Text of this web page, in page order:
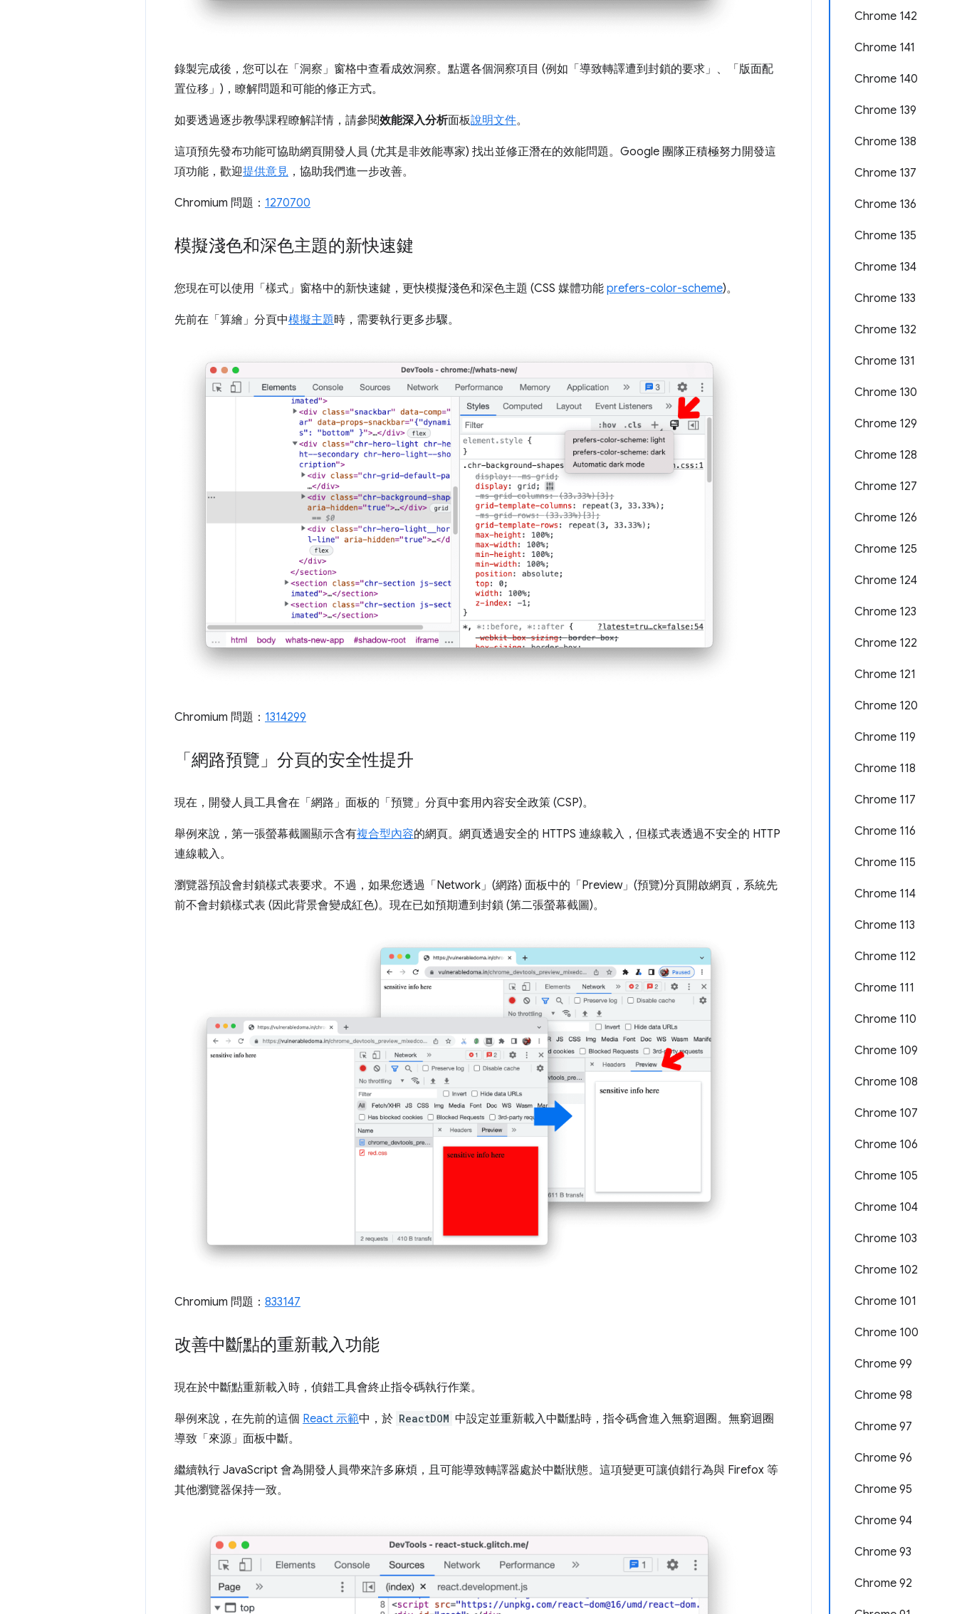
Chrome 142
Chrome 141
Chrome 140
Chrome 139
Chrome 138
Chrome 137
Chrome 136
Chrome 135
Chrome 134
Chrome 133
Chrome 132
Chrome 131
Chrome 130
Chrome 129
Chrome 128
Chrome 127
Chrome 126
Chrome 125
Chrome 124
Chrome 123
Chrome 122
Chrome 121
Chrome 120
Chrome 119
Chrome 118
Chrome 117
Chrome 116
Chrome 115
Chrome 114
Chrome 113
Chrome 112
Chrome 111
Chrome 110
Chrome 109
Chrome 108
Chrome 107
Chrome 106
Chrome 105
Chrome 104
Chrome 103
Chrome 102
Chrome 101
Chrome 100
Chrome 99
Chrome 98
Chrome 97
Chrome 96
Chrome 95
Chrome 94
Chrome 93
Chrome 92
錄製完成後，您可以在「洞察」 窗格中查看成效洞察。點選各個洞察項目 (例如「導致轉譯遭到封鎖的要求」、「版面配
置位移」)，瞭解問題和可能的修正方式。
如要透過逐步教學課程瞭解詳情，請參閱效能深入分析面板說明文件。
這項預先發布功能可協助網頁開發人員 (尤其是非效能專家) 找出並修正潛在的效能問題。Google 團隊正積極努力開發這
項功能，歡迎提供意見 ，協助我們進一步改善。
Chromium 問題： 1270700
模擬淺色和深色主題的新快速鍵
您現在可以使用「樣式」 窗格中的新快速鍵，更快模擬淺色和深色主題 (CSS 媒體功能 prefers-color-scheme)。
先前在「算繪」 分頁中模擬主題時，需要執行更多步驟。
Chromium 問題： 1314299
「網路預覽」分頁的安全性提升
現在，開發人員工具會在「網路」面板的「預覽」分頁中套用內容安全政策 (CSP)。
舉例來說，第一張螢幕截圖顯示含有複合型內容的網頁。網頁透過安全的 HTTPS 連線載入，但樣式表透過不安全的 HTTP
連線載入。
瀏覽器預設會封鎖樣式表要求。不過，如果您透過「Network」(網路) 面板中的「Preview」(預覽)分頁開啟網頁，系統先
前不會封鎖樣式表 (因此背景會變成紅色)。 現在已如預期遭到封鎖 (第二張螢幕截圖)。
Chromium 問題： 833147
改善中斷點的重新載入功能
現在於中斷點重新載入時，偵錯工具會終止指令碼執行作業。
舉例來說，在先前的這個 React 示範中，於 ReactDOM 中設定並重新載入中斷點時，指令碼會進入無窮迴圈。無窮迴圈
導致「來源」 面板中斷。
繼續執行 JavaScript 會為開發人員帶來許多麻煩，且可能導致轉譯器處於中斷狀態。這項變更可讓偵錯行為與 Firefox 等
其他瀏覽器保持一致。